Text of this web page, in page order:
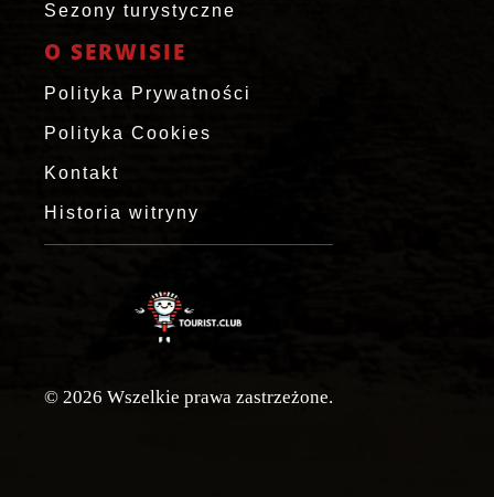
Sezony turystyczne
O SERWISIE
Polityka Prywatności
Polityka Cookies
Kontakt
Historia witryny
© 2026 Wszelkie prawa zastrzeżone.